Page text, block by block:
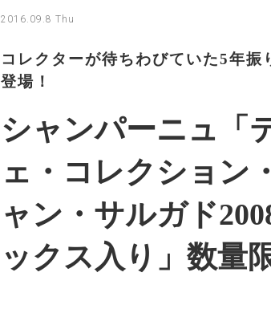
2016.09.8 Thu
コレクターが待ちわびていた5年振
登場！
シャンパーニュ「
ェ・コレクション
ャン・サルガド
ックス入り」数量